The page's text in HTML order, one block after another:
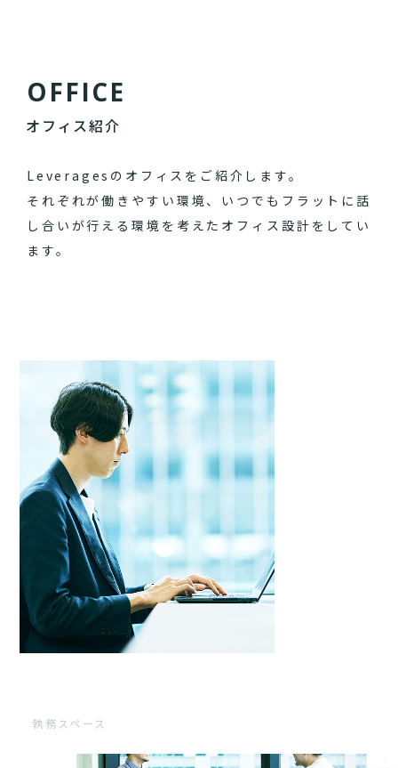
OFFICE
オフィス紹介
Leveragesのオフィスをご紹介します。
それぞれが働きやすい環境、いつでもフラットに話
し合いが行える環境を考えたオフィス設計をしてい
ます。
執務スペース